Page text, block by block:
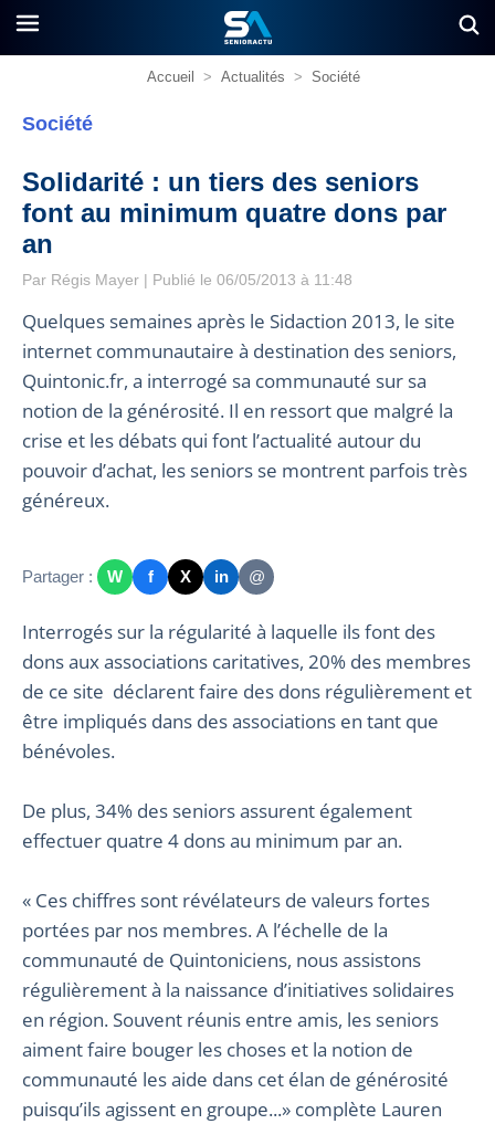
Accueil > Actualités > Société
Société
Solidarité : un tiers des seniors
font au minimum quatre dons par
an
Par Régis Mayer | Publié le 06/05/2013 à 11:48
Quelques semaines après le Sidaction 2013, le site
internet communautaire à destination des seniors,
Quintonic.fr, a interrogé sa communauté sur sa
notion de la générosité. Il en ressort que malgré la
crise et les débats qui font l’actualité autour du
pouvoir d’achat, les seniors se montrent parfois très
généreux.
Partager : W f X in @
Interrogés sur la régularité à laquelle ils font des
dons aux associations caritatives, 20% des membres
de ce site déclarent faire des dons régulièrement et
être impliqués dans des associations en tant que
bénévoles.
De plus, 34% des seniors assurent également
effectuer quatre 4 dons au minimum par an.
« Ces chiffres sont révélateurs de valeurs fortes
portées par nos membres. A l’échelle de la
communauté de Quintoniciens, nous assistons
régulièrement à la naissance d’initiatives solidaires
en région. Souvent réunis entre amis, les seniors
aiment faire bouger les choses et la notion de
communauté les aide dans cet élan de générosité
puisqu’ils agissent en groupe...» complète Lauren